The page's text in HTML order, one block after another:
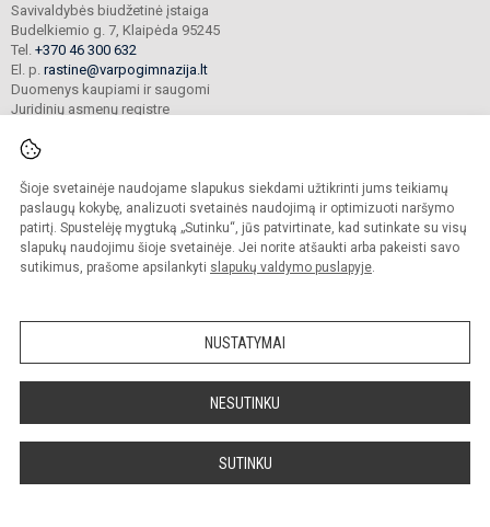
Šioje svetainėje naudojame slapukus siekdami užtikrinti jums teikiamų
paslaugų kokybę, analizuoti svetainės naudojimą ir optimizuoti naršymo
patirtį. Spustelėję mygtuką „Sutinku“, jūs patvirtinate, kad sutinkate su visų
slapukų naudojimu šioje svetainėje. Jei norite atšaukti arba pakeisti savo
sutikimus, prašome apsilankyti slapukų valdymo puslapyje.
NUSTATYMAI
NESUTINKU
SUTINKU
Savivaldybės biudžetinė įstaiga
Budelkiemio g. 7, Klaipėda 95245
Tel. +370 46 300 632
El. p. rastine@varpogimnazija.lt
Duomenys kaupiami ir saugomi
Juridinių asmenų registre
© 2025. Klaipėdos „Varpo“ gimnazija. Visos teisės saugomos.
Kopijuoti turinį be raštiško įstaigos administracijos sutikimo griežtai draudžiama.
Prieinamumo paraiška Slapukų valdymas